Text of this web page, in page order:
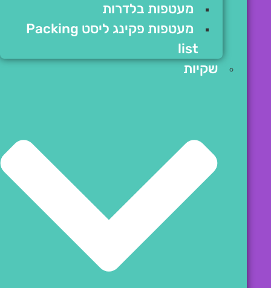
מעטפות בלדרות
מעטפות פקינג ליסט Packing
list
שקיות